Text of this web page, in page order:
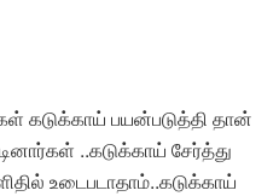
கடுக்காய் பயன்படுத்தி தான்
..கடுக்காய் சேர்த்து
உடைபடாதாம்..கடுக்காய்